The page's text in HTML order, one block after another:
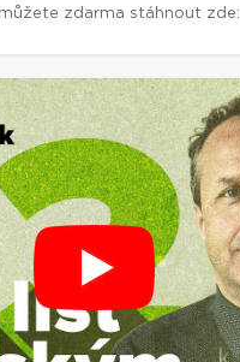
zdarma stáhnout zde: